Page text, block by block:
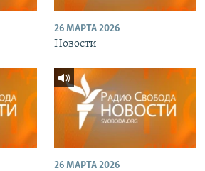
26 МАРТА 2026
Новости
26 МАРТА 2026